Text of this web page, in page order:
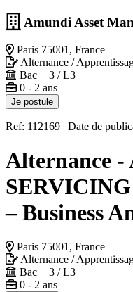
Amundi Asset
Paris 75001, France
Alternance /
Bac + 3 / L3
0 - 2 ans
Je postule
Ref: 112169 | Date de
Alternance -
– Business
Paris 75001, France
Alternance /
Bac + 3 / L3
0 - 2 ans